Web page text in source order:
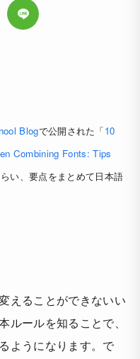
Blogで公開された「10
Combining Fonts: Tips
い、要点をまとめて日本語
えることができないい
ルールを知ることで、
ようになります。で